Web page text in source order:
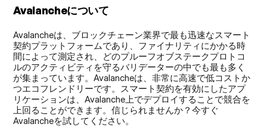
Avalancheについて
Avalancheは、ブロックチェーン業界で最も迅速なスマート
契約プラットフォームであり、ファイナリティにかかる時
間によって測定され、どのプルーフオブステークプロトコ
ルのアクティビティを守るバリデーターの中でも最も多く
が集まっています。Avalancheは、非常に高速で低コストか
つエコフレンドリーです。スマート契約を有効にしたアプ
リケーションは、Avalanche上でデプロイすることで競合を
上回ることができます。信じられませんか？今すぐ
Avalancheを試してください。